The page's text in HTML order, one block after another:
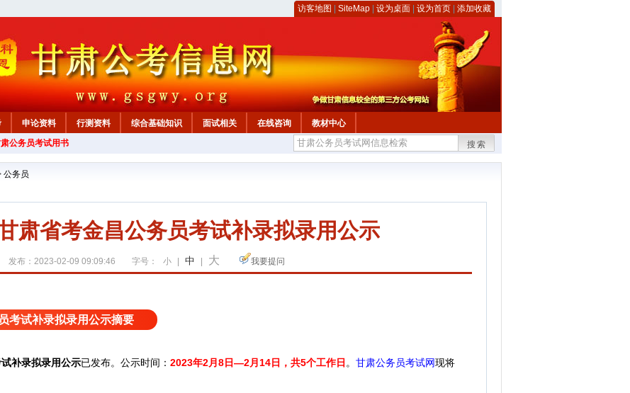
访客地图 SiteMap 设为桌面 设为首页 添加收藏
申论资料 行测资料 综合基础知识 面试相关 在线咨询
教材中心
公务员考试用书 搜索
公务员
肃省考金昌公务员考试补录拟录用公示
发布：2023-02-09 09:09:46 字号： 小 中 大 我要提问
考试补录拟录用公示摘要
补录拟录用公示已发布。 公示时间： 2023年2月8日—2月14日，共5个工作日 。 甘肃公务员考试网现将